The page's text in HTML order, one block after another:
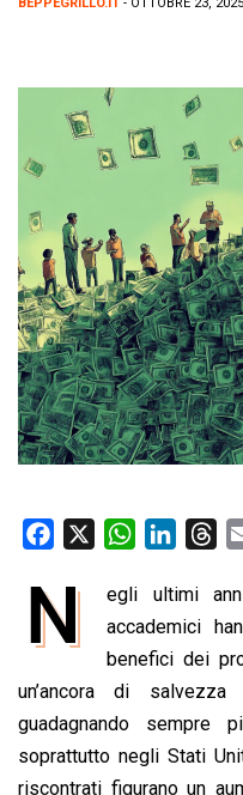
BEPPEGRILLO.IT - OTTOBRE 23, 2025
e
o
o
k
W
a
t
s
p
n
k
e
d
I
n
r
e
a
d
N
egli ultimi
accademici
benefici dei
un’ancora di
guadagnando sempre
soprattutto negli Stati
riscontrati figurano un